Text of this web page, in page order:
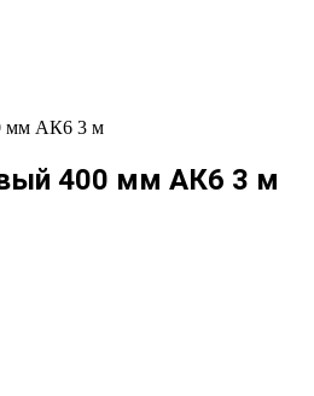
мм АК6 3 м
400 мм АК6 3 м